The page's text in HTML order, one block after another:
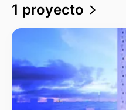
1 proyecto